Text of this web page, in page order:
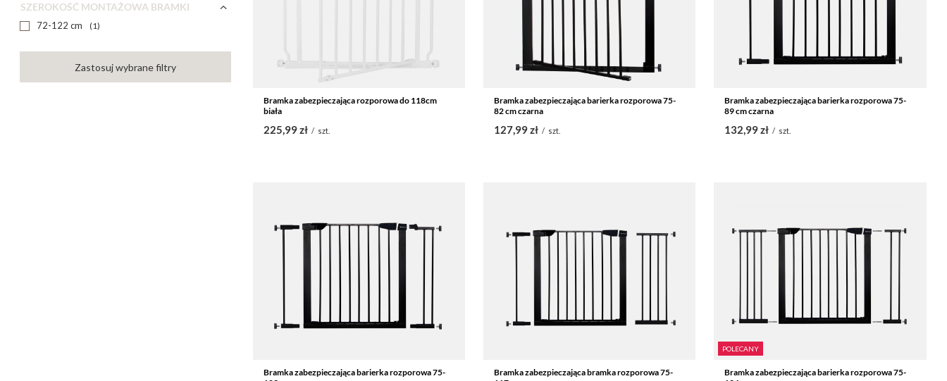
SZEROKOŚĆ MONTAŻOWA BRAMKI
72-122 cm 1
Zastosuj wybrane filtry
Bramka zabezpieczająca rozporowa do 118cm
biała
225,99 zł / szt.
Bramka zabezpieczająca barierka rozporowa 75-
82 cm czarna
127,99 zł / szt.
Bramka zabezpieczająca barierka rozporowa 75-
89 cm czarna
132,99 zł / szt.
Bramka zabezpieczająca barierka rozporowa 75-
Bramka zabezpieczająca bramka rozporowa 75-
POLECANY
Bramka zabezpieczająca barierka rozporowa 75-